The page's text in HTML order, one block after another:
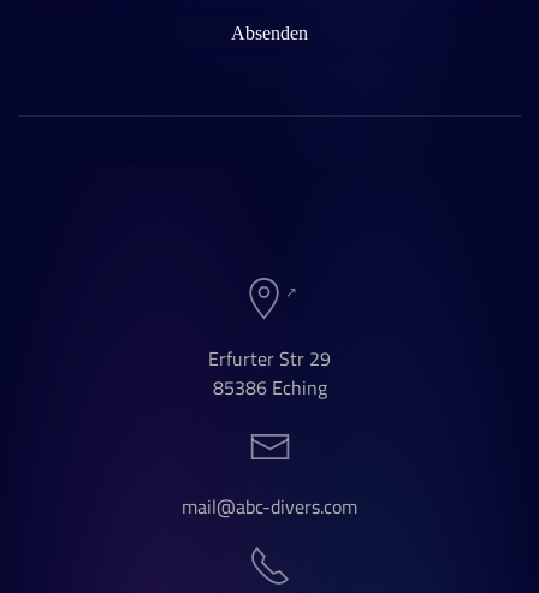
Erfurter Str 29
85386 Eching
mail@abc-divers.com